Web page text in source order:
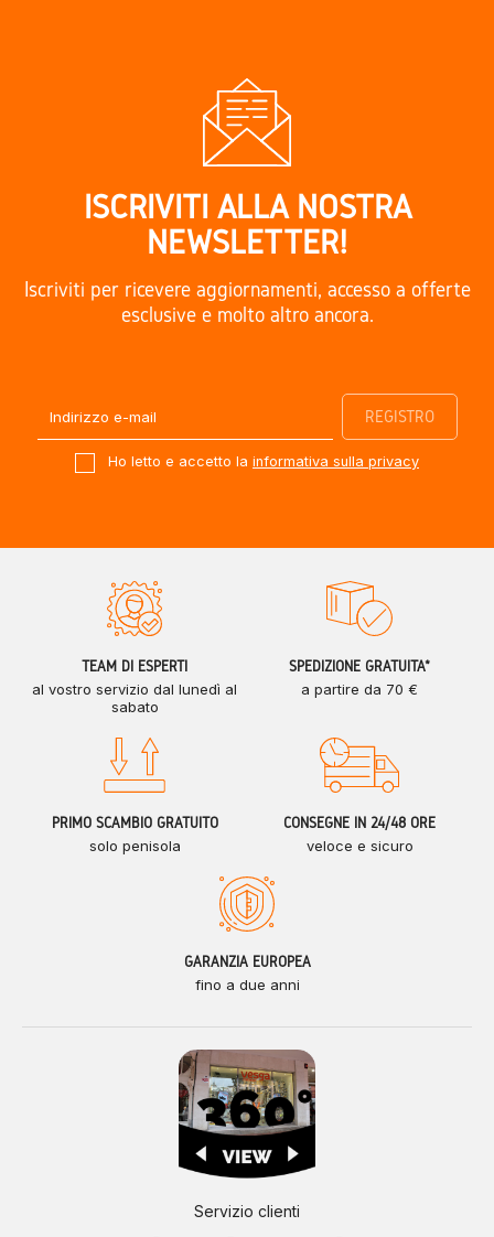
ISCRIVITI ALLA NOSTRA
NEWSLETTER!
Iscriviti per ricevere aggiornamenti, accesso a offerte
esclusive e molto altro ancora.
Ho letto e accetto la informativa sulla privacy
TEAM DI ESPERTI
al vostro servizio dal lunedì al
sabato
SPEDIZIONE GRATUITA*
a partire da 70 €
PRIMO SCAMBIO GRATUITO
solo penisola
CONSEGNE IN 24/48 ORE
veloce e sicuro
GARANZIA EUROPEA
fino a due anni
Servizio clienti